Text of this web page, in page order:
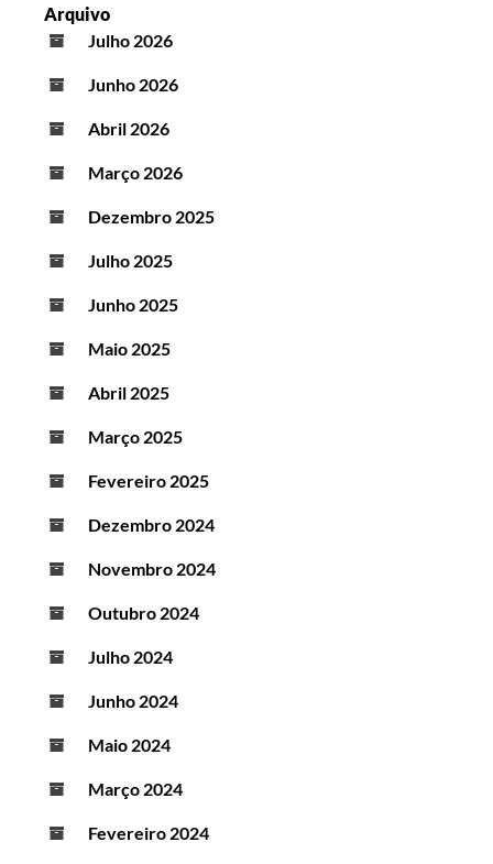
Arquivo
Julho 2026
Junho 2026
Abril 2026
Março 2026
Dezembro 2025
Julho 2025
Junho 2025
Maio 2025
Abril 2025
Março 2025
Fevereiro 2025
Dezembro 2024
Novembro 2024
Outubro 2024
Julho 2024
Junho 2024
Maio 2024
Março 2024
Fevereiro 2024